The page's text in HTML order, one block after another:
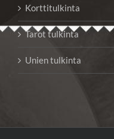
Korttitulkinta
Tarot tulkinta
Unien tulkinta